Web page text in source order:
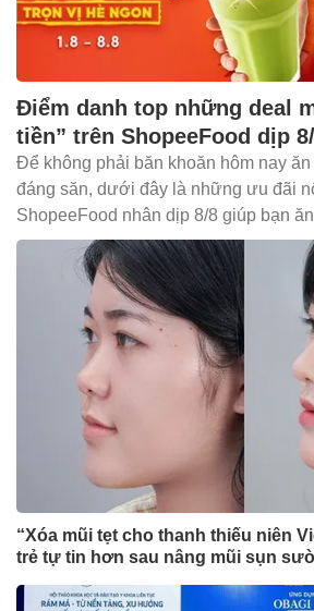
Điểm danh top những deal
tiền” trên ShopeeFood dịp
Để không phải băn khoăn hôm nay
đáng săn, dưới đây là những ưu đãi
ShopeeFood nhân dịp 8/8 giúp bạn
mà không cần đắn đo.
“Xóa mũi tẹt cho thanh thiếu niên
trẻ tự tin hơn sau nâng mũi sụn